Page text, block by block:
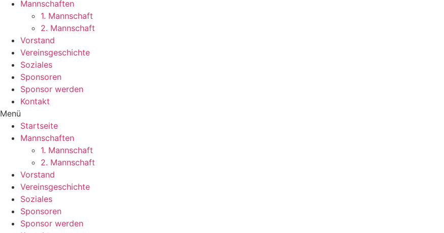
Mannschaften
1. Mannschaft
2. Mannschaft
Vorstand
Vereinsgeschichte
Soziales
Sponsoren
Sponsor werden
Kontakt
Menü
Startseite
Mannschaften
1. Mannschaft
2. Mannschaft
Vorstand
Vereinsgeschichte
Soziales
Sponsoren
Sponsor werden